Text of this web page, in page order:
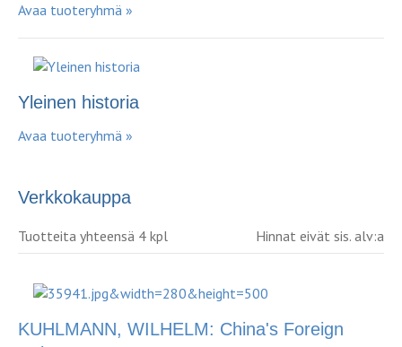
Avaa tuoteryhmä »
Yleinen historia
Avaa tuoteryhmä »
Verkkokauppa
Tuotteita yhteensä 4 kpl Hinnat eivät sis. alv:a
KUHLMANN, WILHELM: China's Foreign